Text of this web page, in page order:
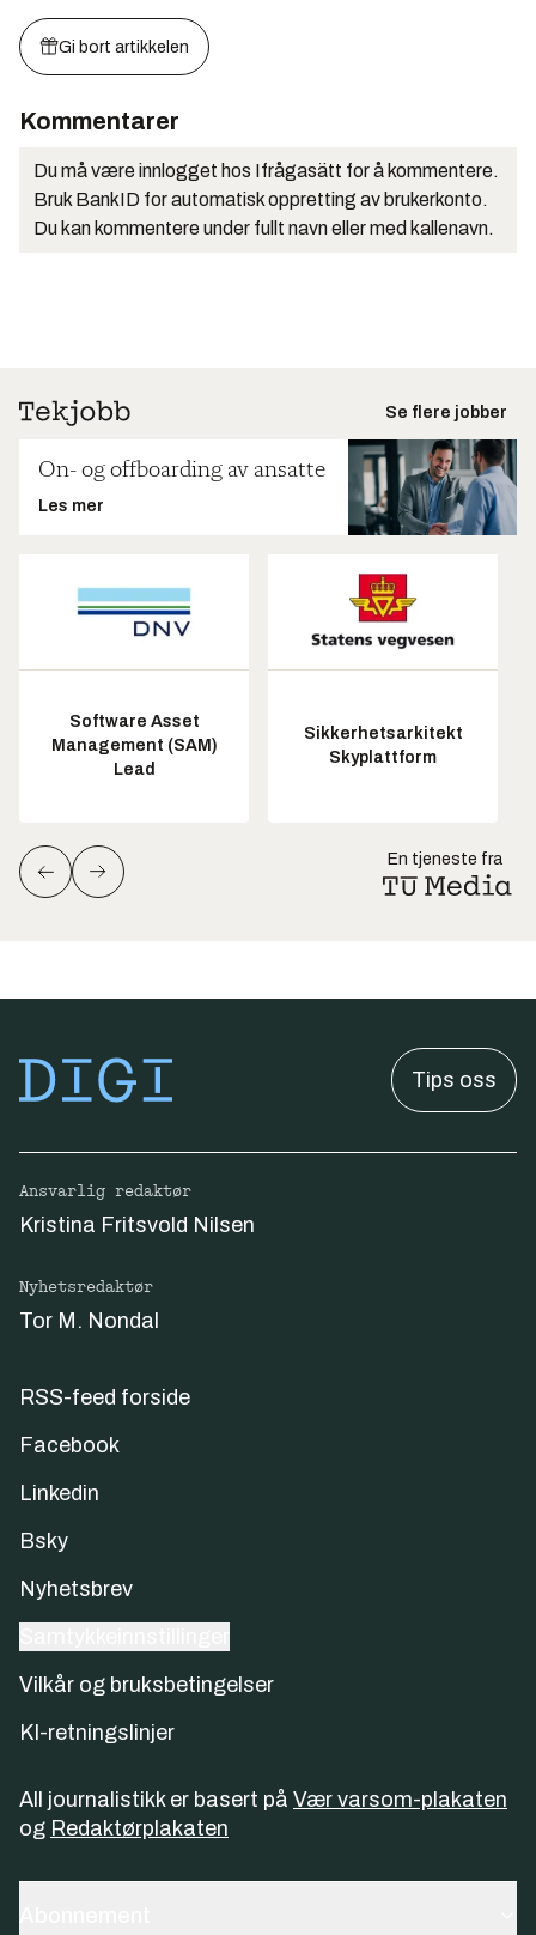
Gi bort artikkelen
Kommentarer
Du må være innlogget hos Ifrågasätt for å kommentere.
Bruk BankID for automatisk oppretting av brukerkonto.
Du kan kommentere under fullt navn eller med kallenavn.
Se flere jobber
On- og offboarding av ansatte
Les mer
Software Asset
Management (SAM)
Lead
Sikkerhetsarkitekt
Skyplattform
En tjeneste fra
Tips oss
Ansvarlig redaktør
Kristina Fritsvold Nilsen
Nyhetsredaktør
Tor M. Nondal
RSS-feed forside
Facebook
Linkedin
Bsky
Nyhetsbrev
Vilkår og bruksbetingelser
KI-retningslinjer
All journalistikk er basert på Vær varsom-plakaten
og Redaktørplakaten